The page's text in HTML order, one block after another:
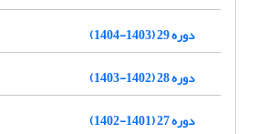
دوره 29 (1403-1404)
دوره 28 (1402-1403)
دوره 27 (1401-1402)